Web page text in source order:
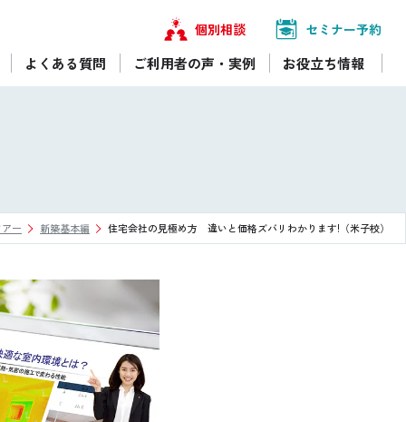
個別相談 セミナー予約
よくある質問 ご利用者の声・実例 お役立ち情報
ー 新築基本編 住宅会社の見極め方 違いと価格ズバリわかります!（米子校）